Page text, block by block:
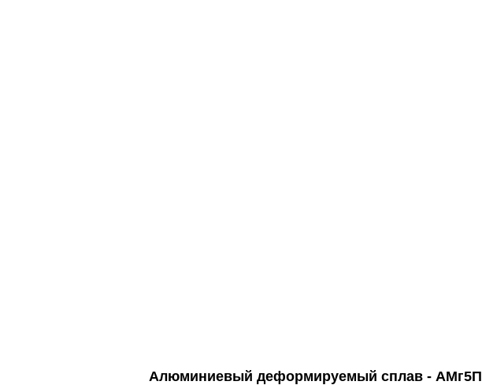
Алюминиевый деформируемый сплав - АМг5П